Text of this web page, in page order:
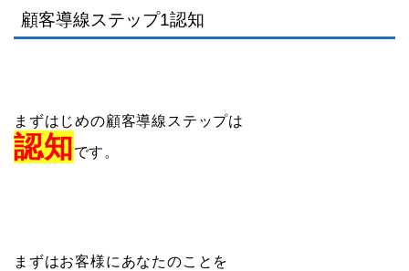
顧客導線ステップ1認知
まずはじめの顧客導線ステップは
認知です。
まずはお客様にあなたのことを